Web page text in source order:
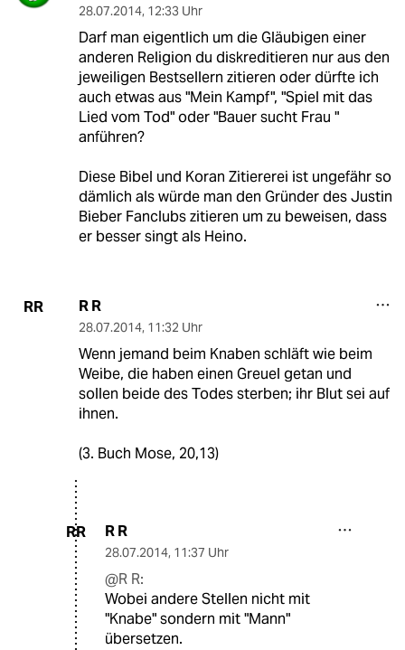
28.07.2014, 12:33 Uhr
Darf man eigentlich um die Gläubigen einer
anderen Religion du diskreditieren nur aus den
jeweiligen Bestsellern zitieren oder dürfte ich
auch etwas aus "Mein Kampf", "Spiel mit das
Lied vom Tod" oder "Bauer sucht Frau "
anführen?
Diese Bibel und Koran Zitiererei ist ungefähr so
dämlich als würde man den Gründer des Justin
Bieber Fanclubs zitieren um zu beweisen, dass
er besser singt als Heino.
RR R R
28.07.2014, 11:32 Uhr
Wenn jemand beim Knaben schläft wie beim
Weibe, die haben einen Greuel getan und
sollen beide des Todes sterben; ihr Blut sei auf
ihnen.
(3. Buch Mose, 20,13)
RR R R
28.07.2014, 11:37 Uhr
@R R:
Wobei andere Stellen nicht mit
"Knabe" sondern mit "Mann"
übersetzen.